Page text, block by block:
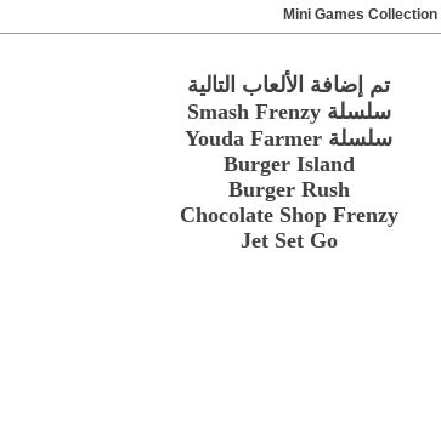
تم إضافة الألعاب التالية
سلسلة Smash Frenzy
سلسلة Youda Farmer
Burger Island
Burger Rush
Chocolate Shop Frenzy
Jet Set Go